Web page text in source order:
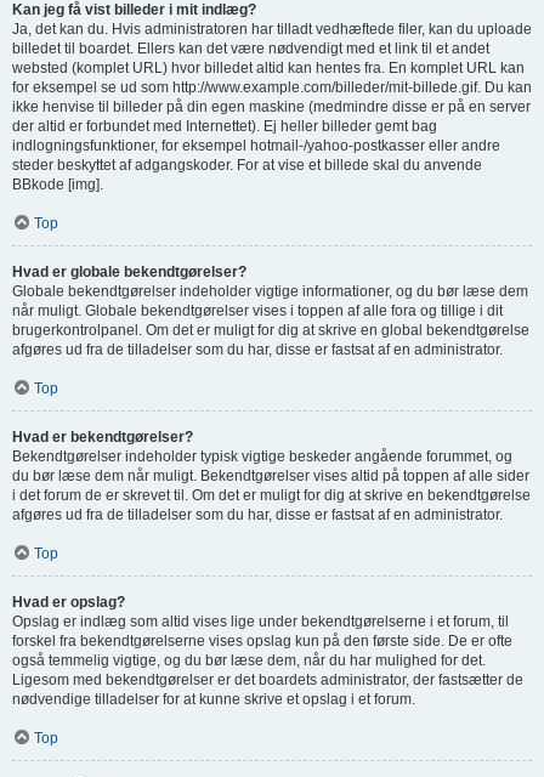
Kan jeg få vist billeder i mit indlæg?
Ja, det kan du. Hvis administratoren har tilladt vedhæftede filer, kan du uploade
billedet til boardet. Ellers kan det være nødvendigt med et link til et andet
websted (komplet URL) hvor billedet altid kan hentes fra. En komplet URL kan
for eksempel se ud som http://www.example.com/billeder/mit-billede.gif. Du kan
ikke henvise til billeder på din egen maskine (medmindre disse er på en server
der altid er forbundet med Internettet). Ej heller billeder gemt bag
indlogningsfunktioner, for eksempel hotmail-/yahoo-postkasser eller andre
steder beskyttet af adgangskoder. For at vise et billede skal du anvende
BBkode [img].
Top
Hvad er globale bekendtgørelser?
Globale bekendtgørelser indeholder vigtige informationer, og du bør læse dem
når muligt. Globale bekendtgørelser vises i toppen af alle fora og tillige i dit
brugerkontrolpanel. Om det er muligt for dig at skrive en global bekendtgørelse
afgøres ud fra de tilladelser som du har, disse er fastsat af en administrator.
Top
Hvad er bekendtgørelser?
Bekendtgørelser indeholder typisk vigtige beskeder angående forummet, og
du bør læse dem når muligt. Bekendtgørelser vises altid på toppen af alle sider
i det forum de er skrevet til. Om det er muligt for dig at skrive en bekendtgørelse
afgøres ud fra de tilladelser som du har, disse er fastsat af en administrator.
Top
Hvad er opslag?
Opslag er indlæg som altid vises lige under bekendtgørelserne i et forum, til
forskel fra bekendtgørelserne vises opslag kun på den første side. De er ofte
også temmelig vigtige, og du bør læse dem, når du har mulighed for det.
Ligesom med bekendtgørelser er det boardets administrator, der fastsætter de
nødvendige tilladelser for at kunne skrive et opslag i et forum.
Top